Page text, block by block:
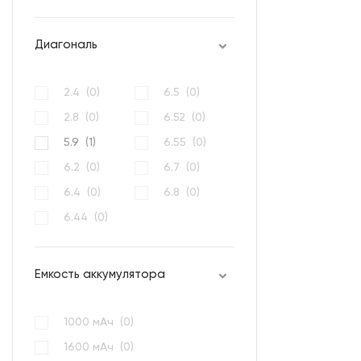
Диагональ
2.4 (0)
2.8 (0)
5.9 (1 )
6.2 (0)
6.4 (0)
6.44 (0)
6.5 (0)
6.52 (0)
6.55 (0)
6.7 (0)
6.8 (0)
Емкость аккумулятора
1000 мАч (0)
1600 мАч (0)